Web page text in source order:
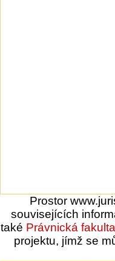
Prostor
souvisejících
také Právnická fakulta
projektu, jímž se